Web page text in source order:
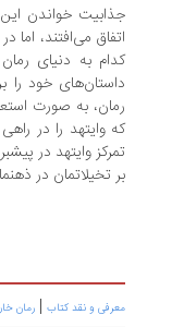
جذابیت خواندن
اتفاق می‌افتند،
کدام به دنیای
داستان‌های خود
رمان، به صورت
که وایتهد را در
تمرکز وایتهد در
بر تخیلاتمان در
معرفی و نقد کتاب | رمان